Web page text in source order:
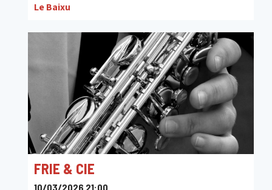
Le Baixu
FRIE & CIE
10/03/2026 21:00